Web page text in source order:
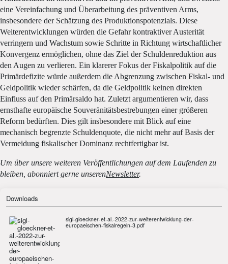
eine Vereinfachung und Überarbeitung des präventiven Arms,
insbesondere der Schätzung des Produktionspotenzials. Diese
Weiterentwicklungen würden die Gefahr kontraktiver Austerität
verringern und Wachstum sowie Schritte in Richtung wirtschaftlicher
Konvergenz ermöglichen, ohne das Ziel der Schuldenreduktion aus
den Augen zu verlieren. Ein klarerer Fokus der Fiskalpolitik auf die
Primärdefizite würde außerdem die Abgrenzung zwischen Fiskal- und
Geldpolitik wieder schärfen, da die Geldpolitik keinen direkten
Einfluss auf den Primärsaldo hat. Zuletzt argumentieren wir, dass
ernsthafte europäische Souveränitätsbestrebungen einer größeren
Reform bedürften. Dies gilt insbesondere mit Blick auf eine
mechanisch begrenzte Schuldenquote, die nicht mehr auf Basis der
Vermeidung fiskalischer Dominanz rechtfertigbar ist.
Um über unsere weiteren Veröffentlichungen auf dem Laufenden zu
bleiben, abonniert gerne unserenNewsletter.
Downloads
sigl-gloeckner-et-al.-2022-zur-weiterentwicklung-der-
europaeischen-fiskalregeln-3.pdf